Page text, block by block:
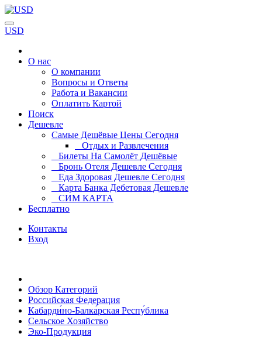
USD
О нас
О компании
Вопросы и Ответы
Работа и Вакансии
Оплатить Картой
Поиск
Дешевле
Самые Дешёвые Цены Сегодня
Отдых и Развлечения
Билеты На Самолёт Дешёвые
Бронь Отеля Дешевле Сегодня
Еда Здоровая Дешевле Сегодня
Карта Банка Дебетовая Дешевле
СИМ КАРТА
Бесплатно
Контакты
Вход
Обзор Категорий
Российская Федерация
Кабарди́но-Балка́рская Респу́блика
Сельское Хозяйство
Эко-Продукция